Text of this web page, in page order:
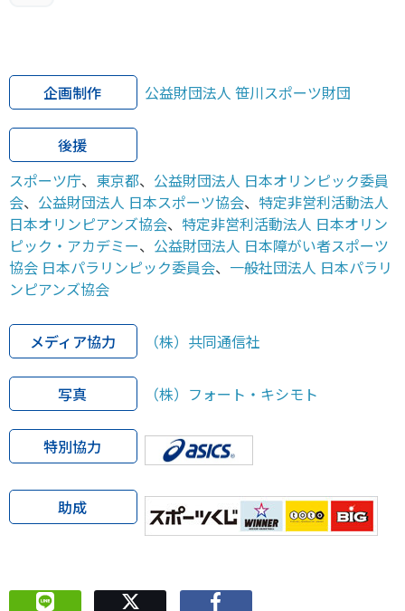
企画制作 公益財団法人 笹川スポーツ財団
後援
スポーツ庁、 東京都、 公益財団法人 日本オリンピック委員
会、 公益財団法人 日本スポーツ協会、 特定非営利活動法人
日本オリンピアンズ協会、 特定非営利活動法人 日本オリン
ピック・アカデミー、 公益財団法人 日本障がい者スポーツ
協会 日本パラリンピック委員会、 一般社団法人 日本パラリ
ンピアンズ協会
メディア協力 （株）共同通信社
写真 （株）フォート・キシモト
特別協力
助成